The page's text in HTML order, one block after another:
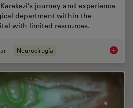
journey and experience
department within the
with limited resources.
Neurocirugía